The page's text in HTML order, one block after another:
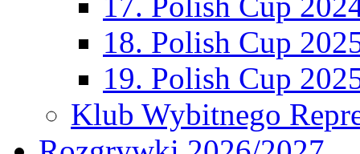
18. Polish Cup
19. Polish Cup
Klub Wybitnego